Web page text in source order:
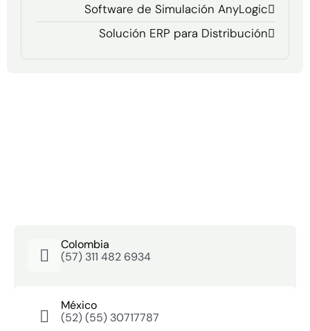
Software de Simulación AnyLogic
Solución ERP para Distribución
Colombia
(57) 311 482 6934
México
(52) (55) 30717787